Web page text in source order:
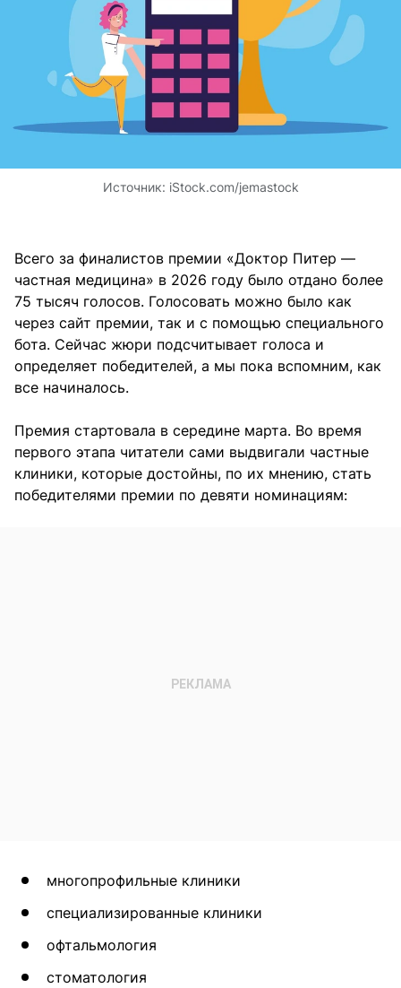
Источник: iStock.com/jemastock
Всего за финалистов премии «Доктор Питер —
частная медицина» в 2026 году было отдано более
75 тысяч голосов. Голосовать можно было как
через сайт премии, так и с помощью специального
бота. Сейчас жюри подсчитывает голоса и
определяет победителей, а мы пока вспомним, как
все начиналось.
Премия стартовала в середине марта. Во время
первого этапа читатели сами выдвигали частные
клиники, которые достойны, по их мнению, стать
победителями премии по девяти номинациям:
многопрофильные клиники
специализированные клиники
офтальмология
стоматология